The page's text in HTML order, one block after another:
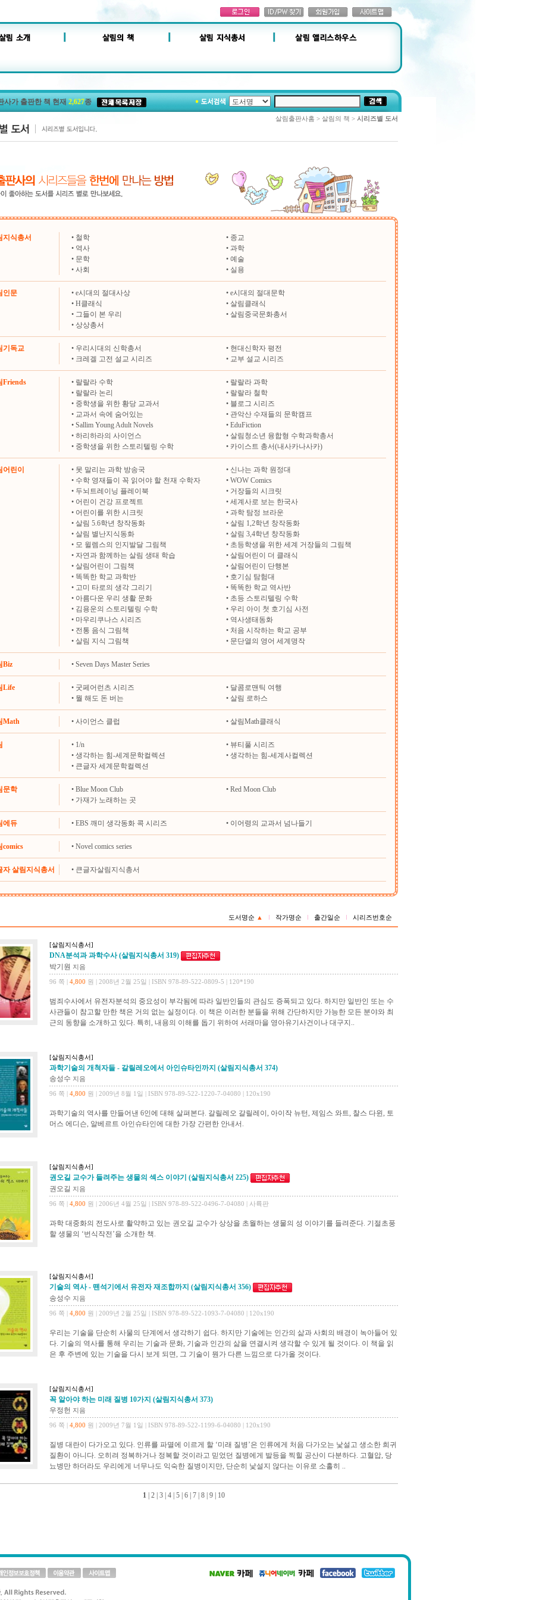
사가 출판한 책 현재2,627종
살림출판사홈 > 살림의 책 > 시리즈별 도서
지식총서 • 철학 • 종교
• 역사 • 과학
• 문학 • 예술
• 사회 • 실용
인문 • e시대의 절대사상 • e시대의 절대문학
• H클래식 • 살림클래식
• 그들이 본 우리 • 살림중국문화총서
• 상상총서
기독교 • 우리시대의 신학총서 • 현대신학자 평전
• 크레겔 고전 설교 시리즈 • 교부 설교 시리즈
Friends • 랄랄라 수학 • 랄랄라 과학
• 랄랄라 논리 • 랄랄라 철학
• 중학생을 위한 황당 교과서 • 블로그 시리즈
• 교과서 속에 숨어있는 • 관악산 수재들의 문학캠프
• Sallim Young Adult Novels • EduFiction
• 하리하라의 사이언스 • 살림청소년 융합형 수학과학총서
• 중학생을 위한 스토리텔링 수학 • 카이스트 총서(내사카나사카)
어린이 • 못 말리는 과학 방송국 • 신나는 과학 원정대
• 수학 영재들이 꼭 읽어야 할 천재 수학자 • WOW Comics
• 두뇌트레이닝 플레이북 • 거장들의 시크릿
• 어린이 건강 프로젝트 • 세계사로 보는 한국사
• 어린이를 위한 시크릿 • 과학 탐정 브라운
• 살림 5.6학년 창작동화 • 살림 1,2학년 창작동화
• 살림 별난지식동화 • 살림 3,4학년 창작동화
• 모 윌렘스의 인지발달 그림책 • 초등학생을 위한 세계 거장들의 그림책
• 자연과 함께하는 살림 생태 학습 • 살림어린이 더 클래식
• 살림어린이 그림책 • 살림어린이 단행본
• 똑똑한 학교 과학반 • 호기심 탐험대
• 고미 타로의 생각 그리기 • 똑똑한 학교 역사반
• 아름다운 우리 생활 문화 • 초등 스토리텔링 수학
• 김용운의 스토리텔링 수학 • 우리 아이 첫 호기심 사전
• 마우리쿠나스 시리즈 • 역사생태동화
• 전통 음식 그림책 • 처음 시작하는 학교 공부
• 살림 지식 그림책 • 문단열의 영어 세계명작
Biz • Seven Days Master Series
Life • 굿페어런츠 시리즈 • 달콤로맨틱 여행
• 뭘 해도 돈 버는 • 살림 로하스
Math • 사이언스 클럽 • 살림Math클래식
• 1/n • 뷰티풀 시리즈
• 생각하는 힘-세계문학컬렉션 • 생각하는 힘-세계사컬렉션
• 큰글자 세계문학컬렉션
문학 • Blue Moon Club • Red Moon Club
• 가재가 노래하는 곳
에듀 • EBS 깨미 생각동화 콕 시리즈 • 이어령의 교과서 넘나들기
comics • Novel comics series
자 살림지식총서 • 큰글자살림지식총서
도서명순 ▲ 작가명순 출간일순 시리즈번호순
[살림지식총서]
DNA분석과 과학수사 (살림지식총서 319)
박기원 지음
96 쪽 | 4,800 원 | 2008년 2월 25일 | ISBN 978-89-522-0809-5 | 120*190
범죄수사에서 유전자분석의 중요성이 부각됨에 따라 일반인들의 관심도 증폭되고 있다. 하지만 일반인 또는 수
사관들이 참고할 만한 책은 거의 없는 실정이다. 이 책은 이러한 분들을 위해 간단하지만 가능한 모든 분야와 최
근의 동향을 소개하고 있다. 특히, 내용의 이해를 돕기 위하여 서래마을 영아유기사건이나 대구지..
[살림지식총서]
과학기술의 개척자들 - 갈릴레오에서 아인슈타인까지 (살림지식총서 374)
송성수 지음
96 쪽 | 4,800 원 | 2009년 8월 1일 | ISBN 978-89-522-1220-7-04080 | 120x190
과학기술의 역사를 만들어낸 6인에 대해 살펴본다. 갈릴레오 갈릴레이, 아이작 뉴턴, 제임스 와트, 찰스 다윈, 토
머스 에디슨, 알베르트 아인슈타인에 대한 가장 간편한 안내서.
[살림지식총서]
권오길 교수가 들려주는 생물의 섹스 이야기 (살림지식총서 225)
권오길 지음
96 쪽 | 4,800 원 | 2006년 4월 25일 | ISBN 978-89-522-0496-7-04080 | 사륙판
과학 대중화의 전도사로 활약하고 있는 권오길 교수가 상상을 초월하는 생물의 성 이야기를 들려준다. 기절초풍
할 생물의 ‘번식작전’을 소개한 책.
[살림지식총서]
기술의 역사 - 뗀석기에서 유전자 재조합까지 (살림지식총서 356)
송성수 지음
96 쪽 | 4,800 원 | 2009년 2월 25일 | ISBN 978-89-522-1093-7-04080 | 120x190
우리는 기술을 단순히 사물의 단계에서 생각하기 쉽다. 하지만 기술에는 인간의 삶과 사회의 배경이 녹아들어 있
다. 기술의 역사를 통해 우리는 기술과 문화, 기술과 인간의 삶을 연결시켜 생각할 수 있게 될 것이다. 이 책을 읽
은 후 주변에 있는 기술을 다시 보게 되면, 그 기술이 뭔가 다른 느낌으로 다가올 것이다.
[살림지식총서]
꼭 알아야 하는 미래 질병 10가지 (살림지식총서 373)
우정헌 지음
96 쪽 | 4,800 원 | 2009년 7월 1일 | ISBN 978-89-522-1199-6-04080 | 120x190
질병 대란이 다가오고 있다. 인류를 파멸에 이르게 할 ‘미래 질병’은 인류에게 처음 다가오는 낯설고 생소한 희귀
질환이 아니다. 오히려 정복하거나 정복할 것이라고 믿었던 질병에게 발등을 찍힐 공산이 다분하다. 고혈압, 당
뇨병만 하더라도 우리에게 너무나도 익숙한 질병이지만, 단순히 낯설지 않다는 이유로 소홀히 ..
1 2| 3| 4| 5| 6| 7| 8| 9| 10